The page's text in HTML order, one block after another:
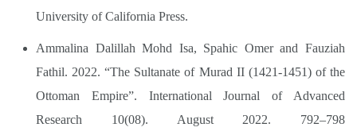
University of California Press.
Ammalina Dalillah Mohd Isa, Spahic Omer and Fauziah
Fathil. 2022. “The Sultanate of Murad II (1421-1451) of the
Ottoman Empire”. International Journal of Advanced
Research 10(08). August 2022. 792–798